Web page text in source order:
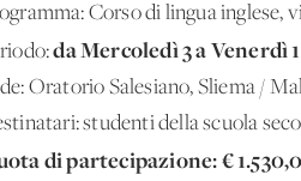
Corso di lingua inglese,
da Mercoledì 3 a Venerdì
Oratorio Salesiano, Sliema /
studenti della scuola
di partecipazione:€